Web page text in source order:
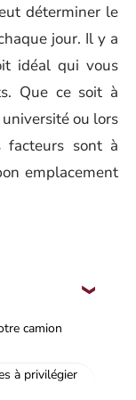
déterminer le
jour. Il y a
idéal qui vous
Que ce soit à
université ou lors
facteurs sont à
emplacement
camion
à privilégier